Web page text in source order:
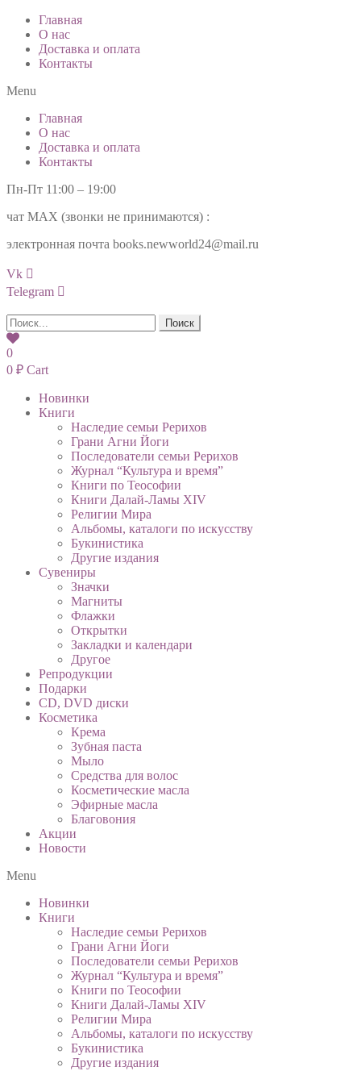
Главная
О нас
Доставка и оплата
Контакты
Menu
Главная
О нас
Доставка и оплата
Контакты
Пн-Пт 11:00 – 19:00
чат МАХ (звонки не принимаются) :
электронная почта books.newworld24@mail.ru
Vk
Telegram
Поиск
0
0 ₽ Cart
Новинки
Книги
Наследие семьи Рерихов
Грани Агни Йоги
Последователи семьи Рерихов
Журнал “Культура и время”
Книги по Теософии
Книги Далай-Ламы XIV
Религии Мира
Альбомы, каталоги по искусству
Букинистика
Другие издания
Сувениры
Значки
Магниты
Флажки
Открытки
Закладки и календари
Другое
Репродукции
Подарки
CD, DVD диски
Косметика
Крема
Зубная паста
Мыло
Средства для волос
Косметические масла
Эфирные масла
Благовония
Акции
Новости
Menu
Новинки
Книги
Наследие семьи Рерихов
Грани Агни Йоги
Последователи семьи Рерихов
Журнал “Культура и время”
Книги по Теософии
Книги Далай-Ламы XIV
Религии Мира
Альбомы, каталоги по искусству
Букинистика
Другие издания